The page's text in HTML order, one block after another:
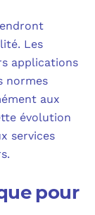
Les
applications
normes
aux
évolution
services
pour